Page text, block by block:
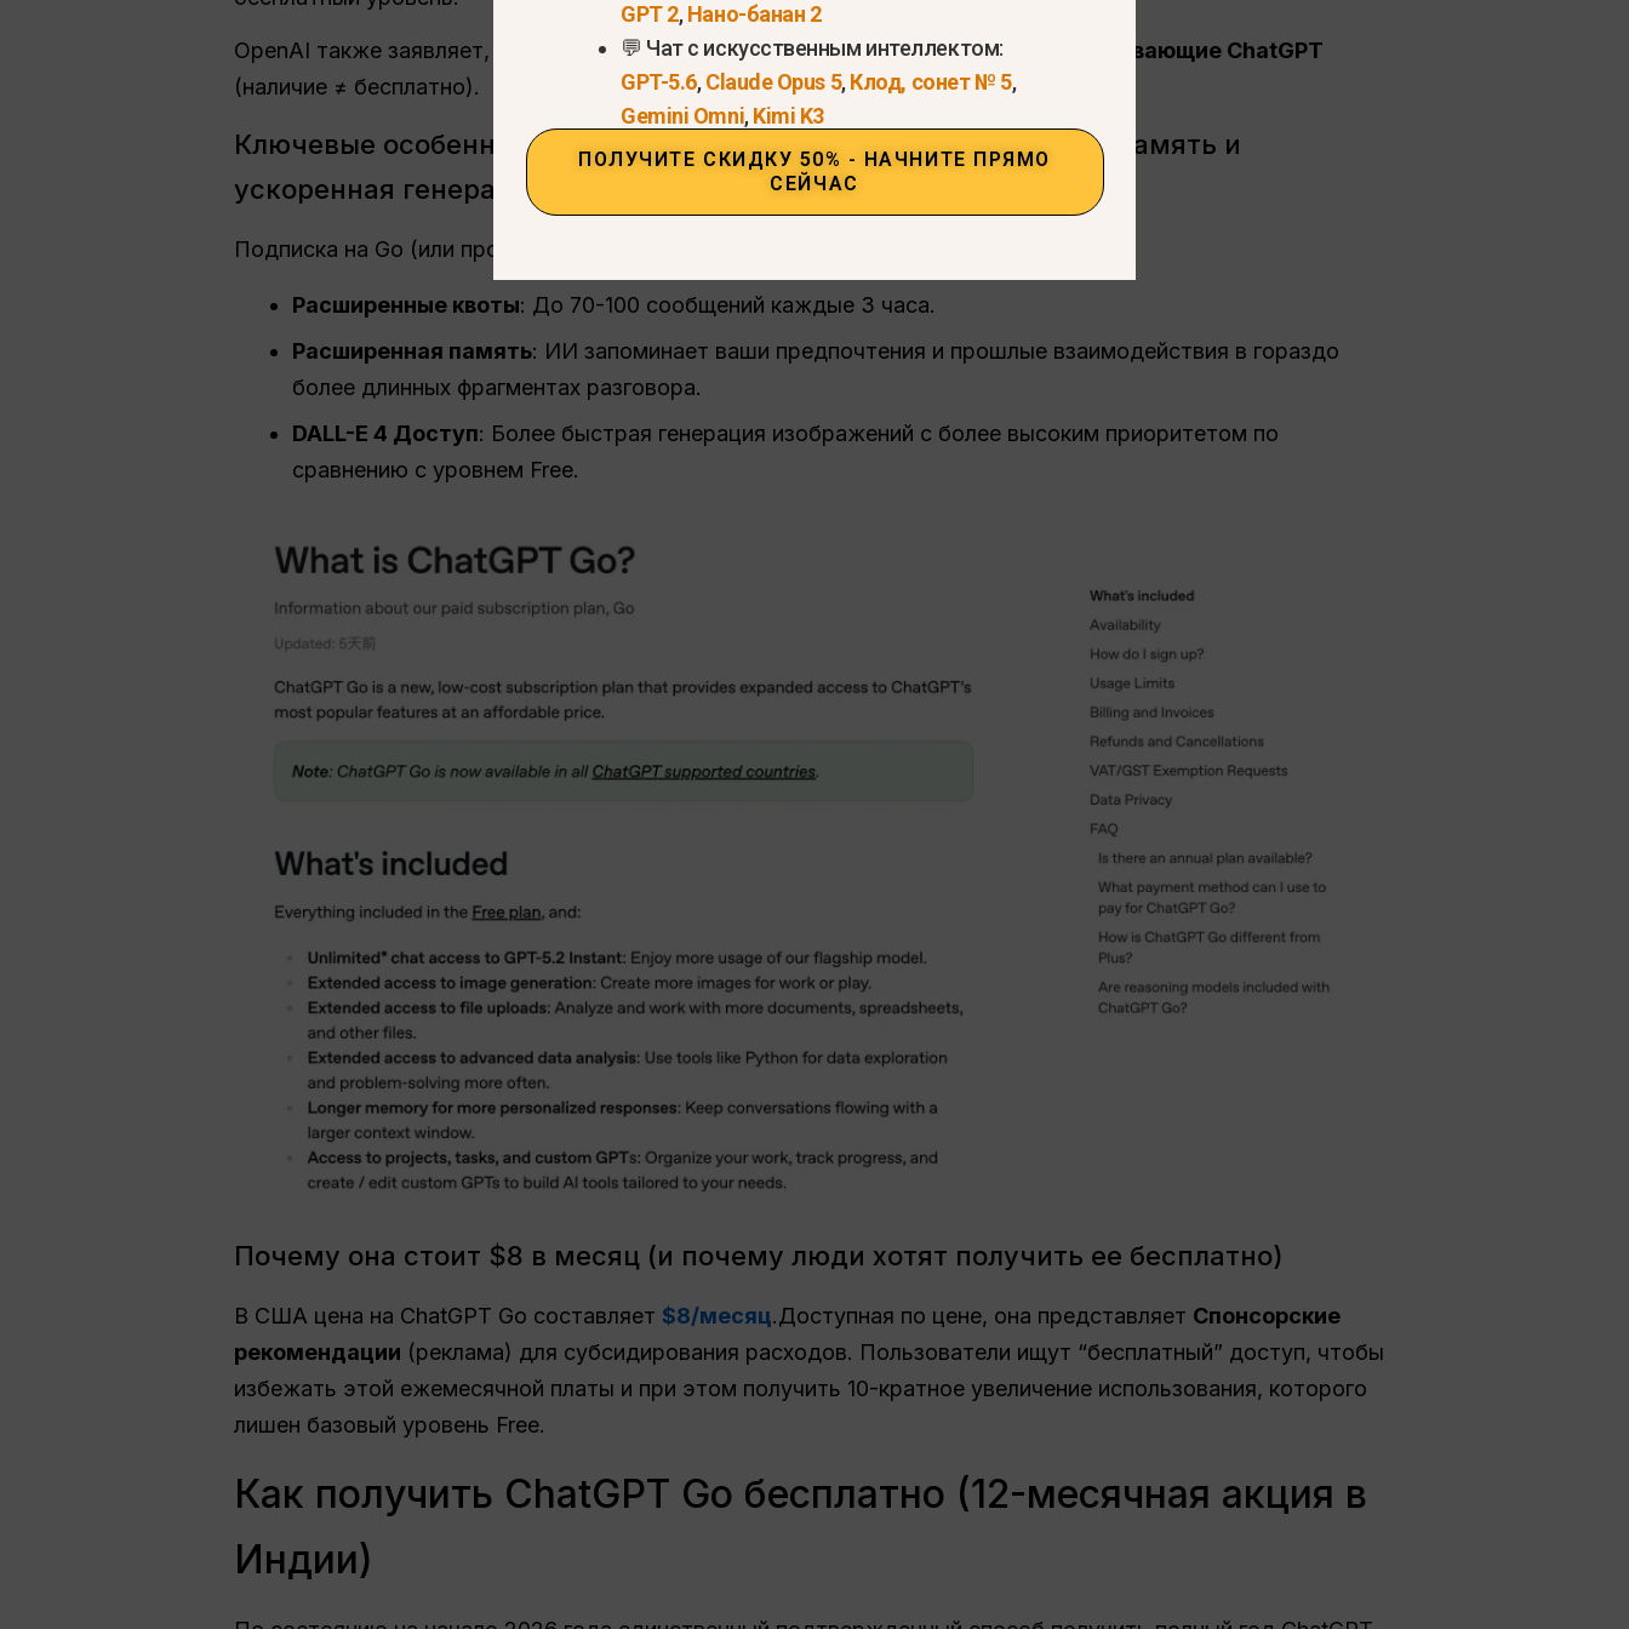
OpenAI также заявляет, что ChatGPT Go теперь доступен ввсе страны, поддерживающие ChatGPT
(наличие ≠ бесплатно).
Ключевые особенности: Более высокие пределы, расширенная память и
ускоренная генерация изображений
Подписка на Go (или пробная версия) открывает доступ:
Расширенные квоты: До 70-100 сообщений каждые 3 часа.
Расширенная память: ИИ запоминает ваши предпочтения и прошлые взаимодействия в гораздо
более длинных фрагментах разговора.
DALL-E 4 Доступ: Более быстрая генерация изображений с более высоким приоритетом по
сравнению с уровнем Free.
Почему она стоит $8 в месяц (и почему люди хотят получить ее бесплатно)
В США цена на ChatGPT Go составляет $8/месяц.Доступная по цене, она представляет Спонсорские
рекомендации (реклама) для субсидирования расходов. Пользователи ищут “бесплатный” доступ, чтобы
избежать этой ежемесячной платы и при этом получить 10-кратное увеличение использования, которого
лишен базовый уровень Free.
Как получить ChatGPT Go бесплатно (12-месячная акция в
Индии)
GPT 2,Нано-банан 2
💬 Чат с искусственным интеллектом:
GPT-5.6,Claude Opus 5,Клод, сонет № 5,
Gemini Omni,Kimi K3
ПОЛУЧИТЕ СКИДКУ 50% - НАЧНИТЕ ПРЯМО
СЕЙЧАС